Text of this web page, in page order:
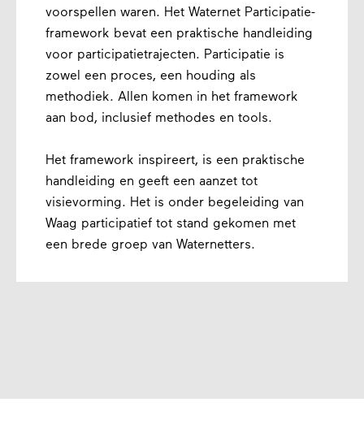
voorspellen waren. Het Waternet Participatie-
framework bevat een praktische handleiding
voor participatietrajecten. Participatie is
zowel een proces, een houding als
methodiek. Allen komen in het framework
aan bod, inclusief methodes en tools.
Het framework inspireert, is een praktische
handleiding en geeft een aanzet tot
visievorming. Het is onder begeleiding van
Waag participatief tot stand gekomen met
een brede groep van Waternetters.